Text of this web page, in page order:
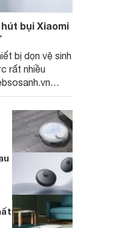
bụi Xiaomi
bị dọn vệ sinh
rất nhiều
vacuum
lỡ bên dưới